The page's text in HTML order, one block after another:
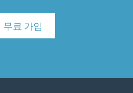
무료 가입